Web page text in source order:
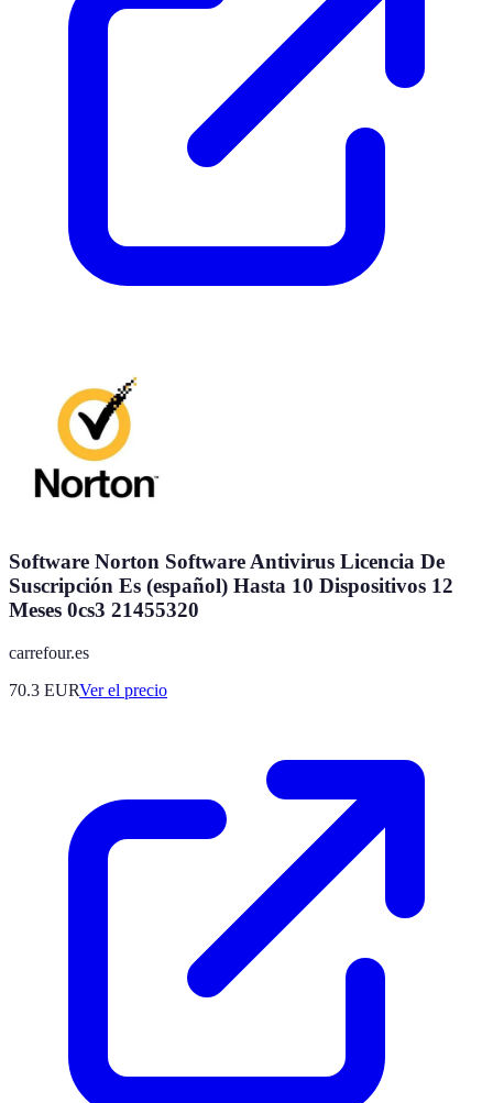
Software Norton Software Antivirus Licencia De
Suscripción Es (español) Hasta 10 Dispositivos 12
Meses 0cs3 21455320
carrefour.es
70.3 EURVer el precio